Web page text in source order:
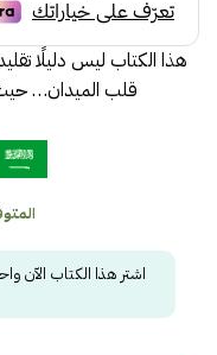
هذا الكتاب ليس دليلًا
قلب الميدان…
اشتر هذا الكتاب الآن